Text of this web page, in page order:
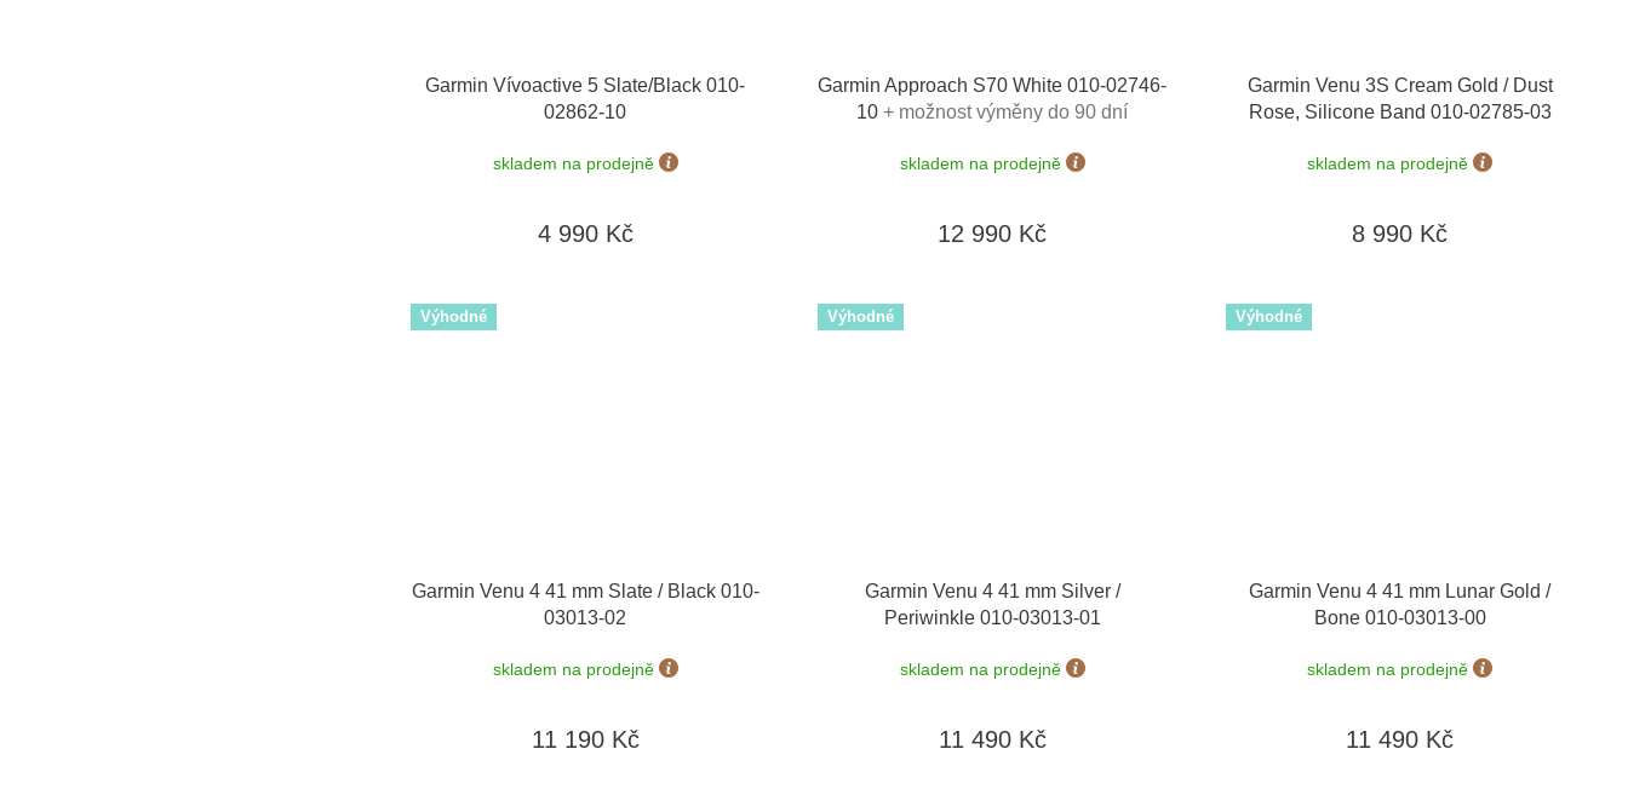
Garmin Vívoactive 5 Slate/Black 010-
02862-10
skladem na prodejně
4 990 Kč
Garmin Approach S70 White 010-02746-
10+ možnost výměny do 90 dní
skladem na prodejně
12 990 Kč
Garmin Venu 3S Cream Gold / Dust
Rose, Silicone Band 010-02785-03
skladem na prodejně
8 990 Kč
Výhodné
Garmin Venu 4 41 mm Slate / Black 010-
03013-02
skladem na prodejně
11 190 Kč
Výhodné
Garmin Venu 4 41 mm Silver /
Periwinkle 010-03013-01
skladem na prodejně
11 490 Kč
Výhodné
Garmin Venu 4 41 mm Lunar Gold /
Bone 010-03013-00
skladem na prodejně
11 490 Kč